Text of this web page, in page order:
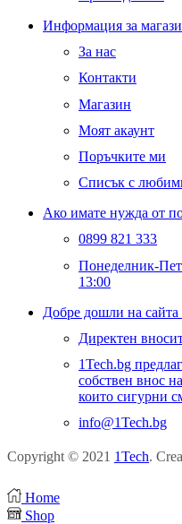
Информация за
За нас
Контакти
Магазин
Моят акаунт
Поръчките ми
Списък с
Ако имате нужда от
0899 821 333
Понеделник-
13:00
Добре дошли на сайта
Директен
1Tech.bg
собствен внос
които сигурни
info@1Tech.bg
Copyright © 2021 1Tech.
Home
Shop